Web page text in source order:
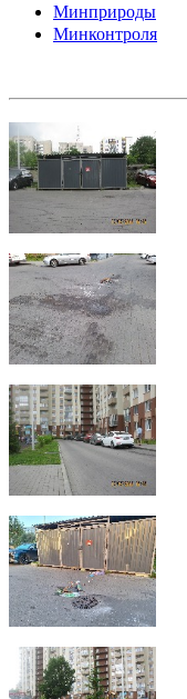
Минприроды
Минконтроля